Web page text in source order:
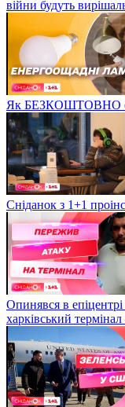
війни будуть
Як БЕЗКОШТОВНО
Сніданок з 1+1
Опинявся в
харківський